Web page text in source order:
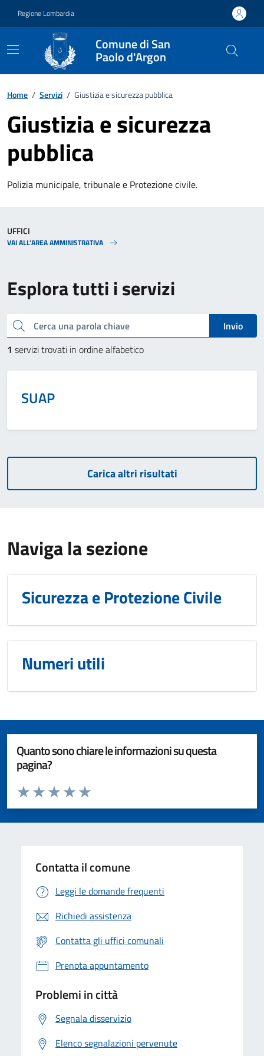
Regione Lombardia
Comune di San
Paolo d'Argon
Home / Servizi / Giustizia e sicurezza pubblica
Giustizia e sicurezza
pubblica
Polizia municipale, tribunale e Protezione civile.
Esplora tutti i servizi
Cerca una parola chiave
Invio
1 servizi trovati in ordine alfabetico
SUAP
Carica altri risultati
UFFICI
VAI ALL’AREA AMMINISTRATIVA
Naviga la sezione
Sicurezza e Protezione Civile
Numeri utili
Quanto sono chiare le informazioni su questa
pagina?
Valuta da 1 a 5 stelle la pagina
Valuta 5 stelle su 5
Valuta 4 stelle su 5
Valuta 3 stelle su 5
Valuta 2 stelle su 5
Valuta 1 stelle su 5
Contatta il comune
Leggi le domande frequenti
Richiedi assistenza
Contatta gli uffici comunali
Prenota appuntamento
Problemi in città
Segnala disservizio
Elenco segnalazioni pervenute